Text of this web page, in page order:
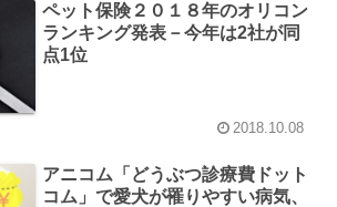
ペット保険２０１８年のオリコン
ランキング発表－今年は2社が同
点1位
2018.10.08
アニコム「どうぶつ診療費ドット
コム」で愛犬が罹りやすい病気、